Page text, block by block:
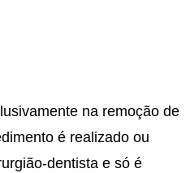
na remoção de
é realizado ou
dentista e só é